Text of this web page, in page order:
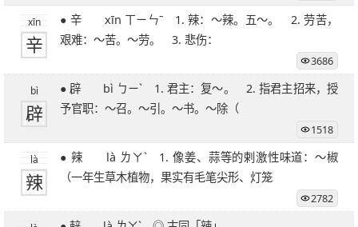
xīn
辛
● 辛 xīn ㄒㄧㄣˉ 1. 辣：～辣。五～。 2. 劳苦，
艰难：～苦。～劳。 3. 悲伤：
3686
bì
辟
● 辟 bì ㄅㄧˋ 1. 君主：复～。 2. 指君主招来，授
予官职：～召。～引。～书。～除（
1518
là
辣
● 辣 là ㄌㄚˋ 1. 像姜、蒜等的剌激性味道：～椒
（一年生草木植物，果实有毛笔尖形、灯笼
2782